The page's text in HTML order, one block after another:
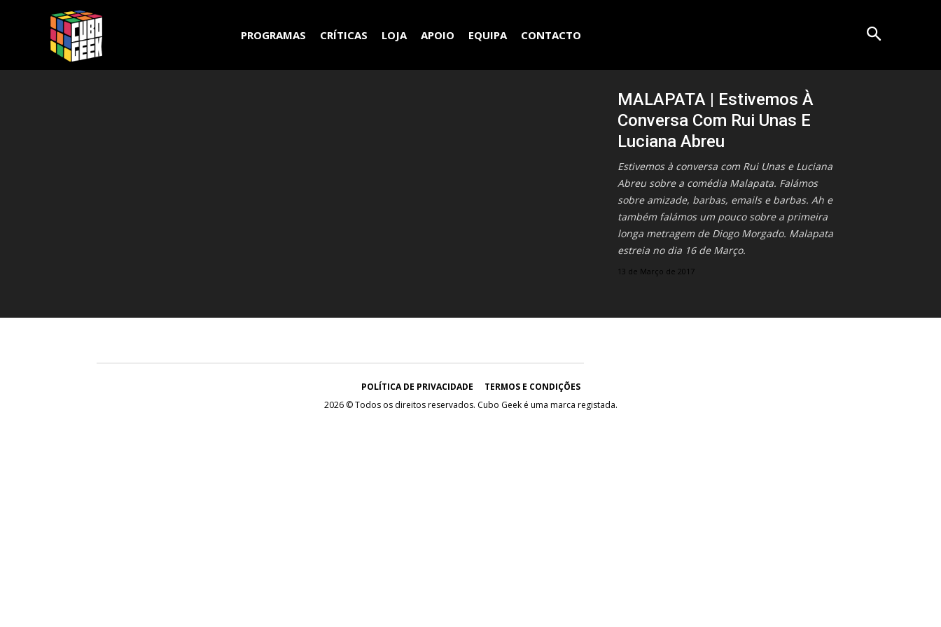
PROGRAMAS CRÍTICAS LOJA APOIO EQUIPA CONTACTO
MALAPATA | Estivemos À
Conversa Com Rui Unas E
Luciana Abreu
Estivemos à conversa com Rui Unas e Luciana
Abreu sobre a comédia Malapata. Falámos
sobre amizade, barbas, emails e barbas. Ah e
também falámos um pouco sobre a primeira
longa metragem de Diogo Morgado. Malapata
estreia no dia 16 de Março.
13 de Março de 2017
POLÍTICA DE PRIVACIDADE
TERMOS E CONDIÇÕES
2026 © Todos os direitos reservados. Cubo Geek é uma marca registada.